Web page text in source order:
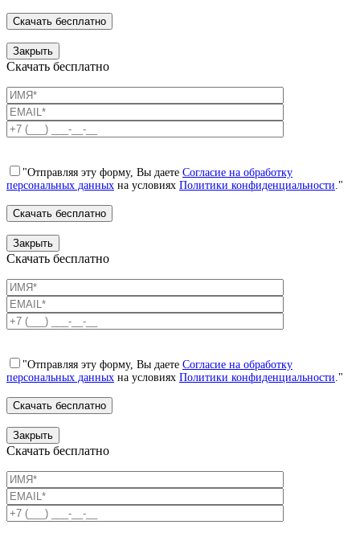
Закрыть
Скачать бесплатно
"Отправляя эту форму, Вы даете Согласие на обработку
персональных данных на условиях Политики конфиденциальности ."
Закрыть
Скачать бесплатно
"Отправляя эту форму, Вы даете Согласие на обработку
персональных данных на условиях Политики конфиденциальности ."
Закрыть
Скачать бесплатно